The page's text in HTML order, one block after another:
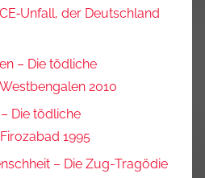
der Deutschland
– Die tödliche
2010
Die tödliche
1995
– Die Zug-Tragödie